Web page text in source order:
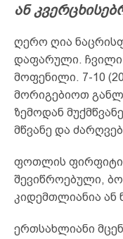
ან
ღერო ღია
დაფარული. ჩვილი
მოფენილი. 7-10
მორიგებიოთ
ზემოდან
მწვანე და
ფოთლის
შევიწროებული,
კიდემთლიანია ან
ერთსახლიანი